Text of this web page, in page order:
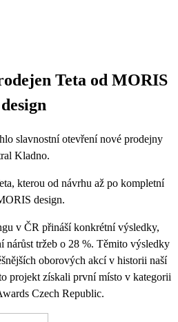
Teta od MORIS
design
slavnostní otevření nové prodejny
Kladno.
kterou od návrhu až po kompletní
design.
v ČR přináší konkrétní výsledky,
nárůst tržeb o 28 %. Těmito výsledky
oborových akcí v historii naší
projekt získali první místo v kategorii
Czech Republic.